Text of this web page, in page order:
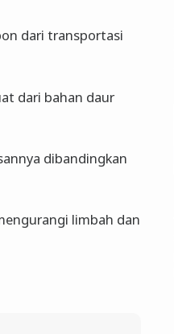
dari transportasi
dari bahan daur
dibandingkan
limbah dan